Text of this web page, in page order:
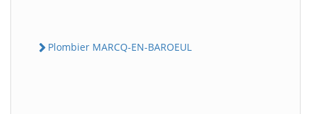
Plombier MARCQ-EN-BAROEUL